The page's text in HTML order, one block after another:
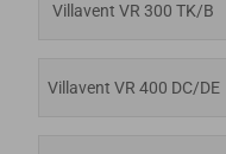
Villavent VR 300 TK/B
Villavent VR 400 DC/DE